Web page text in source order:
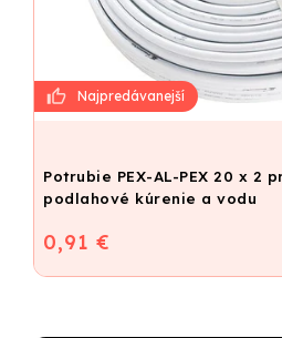
Potrubie PEX-AL-PEX 20 x 2
podlahové kúrenie a vodu
0,91 €